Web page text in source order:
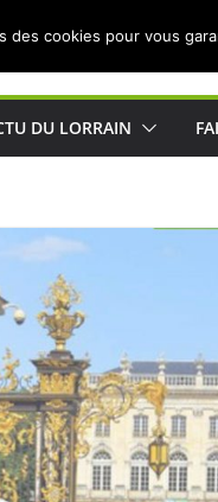
de Lorraine pour
DU LORRAIN
des cookies pour vous